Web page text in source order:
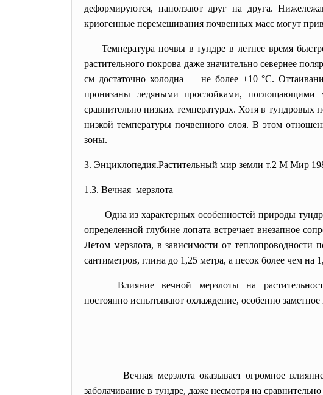
деформируются, наползают друг на друга.
криогенные перемешивания почвенных масс могут
Температура почвы в тундре в летнее время
растительного покрова даже значительно севернее
см достаточно холодна — не более +10 °С.
пронизаны ледяными прослойками, поглощающими
сравнительно низких температурах. Хотя в тундровых
низкой температуры почвенного слоя. В этом
зоны.
3. Энциклопедия.Растительный мир земли т.2 М Мир
1.3. Вечная мерзлота
Одна из характерных особенностей природы
определенной глубине лопата встречает внезапное
Летом мерзлота, в зависимости от
сантиметров, глина до 1,25 метра, а песок более чем на
Влияние вечной мерзлоты на
постоянно испытывают охлаждение, особенно
Вечная мерзлота оказывает огромное влияние
заболачивание в тундре, даже несмотря на